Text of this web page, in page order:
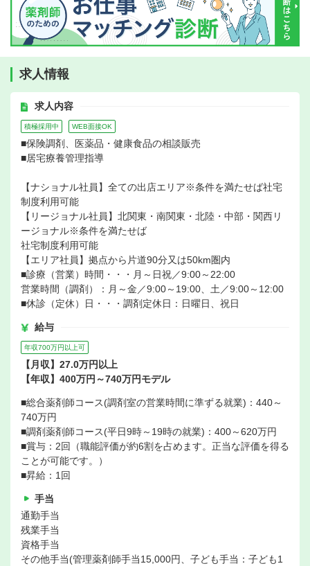
求人情報
求人内容
積極採用中 WEB面接OK
■保険調剤、医薬品・健康食品の相談販売
■居宅療養管理指導
【ナショナル社員】全ての出店エリア※条件を満たせば社宅
制度利用可能
【リージョナル社員】北関東・南関東・北陸・中部・関西リ
ージョナル※条件を満たせば
社宅制度利用可能
【エリア社員】拠点から片道90分又は50km圏内
■診療（営業）時間・・・月～日祝／9:00～22:00
営業時間（調剤）：月～金／9:00～19:00、土／9:00～12:00
■休診（定休）日・・・調剤定休日：日曜日、祝日
給与
年収700万円以上可
【月収】27.0万円以上
【年収】400万円～740万円モデル
■総合薬剤師コース(調剤室の営業時間に準ずる就業)：440～
740万円
■調剤薬剤師コース(平日9時～19時の就業)：400～620万円
■賞与：2回（職能評価が約6割を占めます。正当な評価を得る
ことが可能です。）
■昇給：1回
手当
通勤手当
残業手当
資格手当
その他手当(管理薬剤師手当15,000円、子ども手当：子ども1